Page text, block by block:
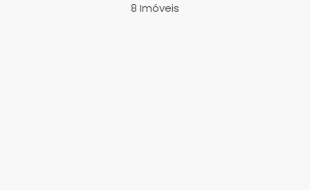
8 Imóveis